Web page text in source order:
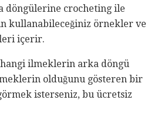
döngülerine crocheting ile
kullanabileceğiniz örnekler ve
içerir.
ilmeklerin arka döngü
olduğunu gösteren bir
isterseniz, bu ücretsiz